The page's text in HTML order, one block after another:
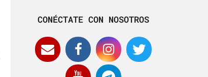
CONÉCTATE CON NOSOTROS